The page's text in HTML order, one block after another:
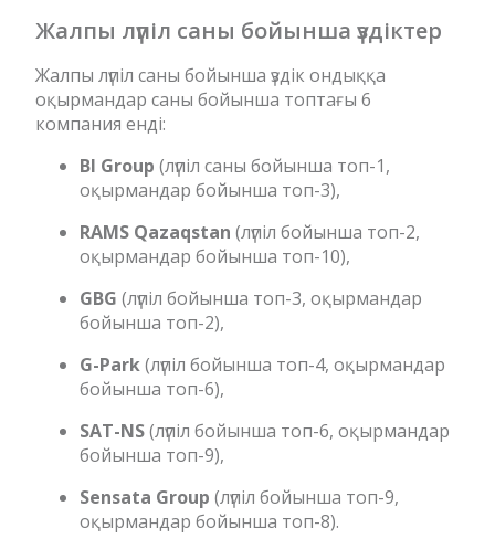
Жалпы лүпіл саны бойынша үздіктер
Жалпы лүпіл саны бойынша үздік ондыққа
оқырмандар саны бойынша топтағы 6
компания енді:
BI Group (лүпіл саны бойынша топ-1,
оқырмандар бойынша топ-3),
RAMS Qazaqstan (лүпіл бойынша топ-2,
оқырмандар бойынша топ-10),
GBG (лүпіл бойынша топ-3, оқырмандар
бойынша топ-2),
G-Park(лүпіл бойынша топ-4, оқырмандар
бойынша топ-6),
SAT-NS(лүпіл бойынша топ-6, оқырмандар
бойынша топ-9),
Sensata Group (лүпіл бойынша топ-9,
оқырмандар бойынша топ-8).